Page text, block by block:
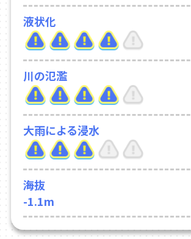
液状化
川の氾濫
大雨による浸水
海抜
-1.1m